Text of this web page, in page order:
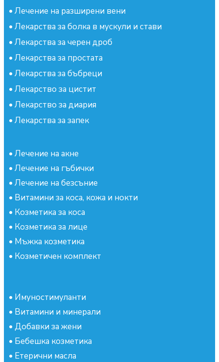
• Лечение на разширени вени
• Лекарства за болка в мускули и стави
• Лекарства за черен дроб
• Лекарства за простата
• Лекарства за бъбреци
• Лекарство за цистит
• Лекарство за диария
• Лекарства за запек
• Лечение на акне
• Лечение на гъбички
• Лечение на безсъние
• Витамини за коса, кожа и нокти
• Козметика за коса
• Козметика за лице
• Мъжка козметика
• Козметичен комплект
• Имуностимуланти
• Витамини и минерали
• Добавки за жени
• Бебешка козметика
• Етерични масла